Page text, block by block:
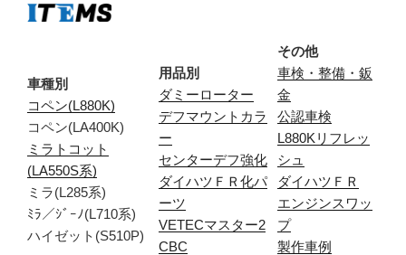
車種別
コペン(L880K)
コペン(LA400K)
ミラトコット
(LA550S系)
ミラ(L285系)
ﾐﾗ／ｼﾞｰﾉ(L710系)
ハイゼット(S510P)
用品別
ダミーローター
デフマウントカラ
ー
センターデフ強化
ダイハツＦＲ化パ
ーツ
VETECマスター2
CBC
その他
車検・整備・鈑
金
公認車検
L880Kリフレッ
シュ
ダイハツＦＲ
エンジンスワッ
プ
製作車例